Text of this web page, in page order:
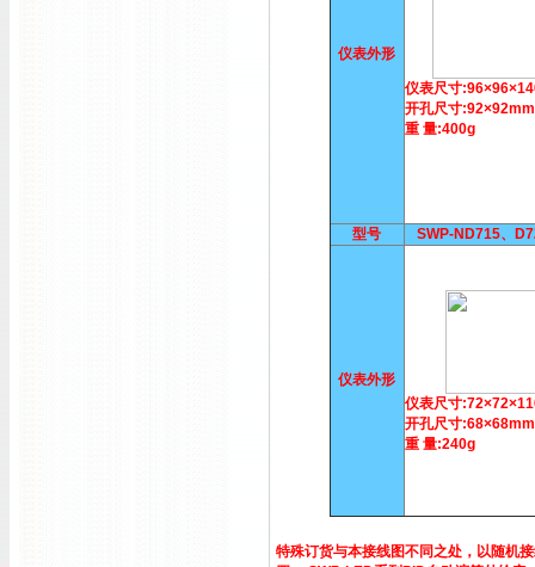
仪表外形
仪表尺寸
开孔尺寸:92×92mm
重 量:400g
型号 SWP-ND715、
仪表外形
仪表尺寸
开孔尺寸:68×68mm
重 量:240g
特殊订货与本接线图不同之处，以随机